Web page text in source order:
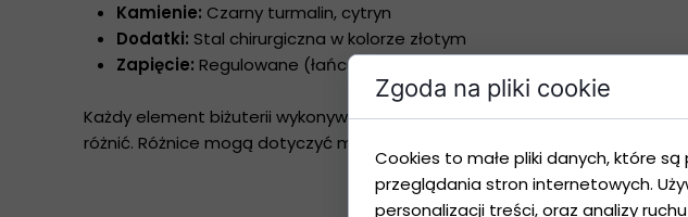
Kamienie: Czarny turmalin, cytryn
Dodatki: Stal chirurgiczna w kolorze złotym
Zapięcie: Regulowane (łańcuszek przedłużający)
Każdy element biżuterii wykonywany jest ręcznie oraz tworzony z
różnić. Różnice mogą dotyczyć m.in. odcienia, struktury lub naturalnych
Zgoda na pliki cookie
Cookies to małe pliki danych, które
przeglądania stron internetowych.
personalizacji treści, oraz analizy